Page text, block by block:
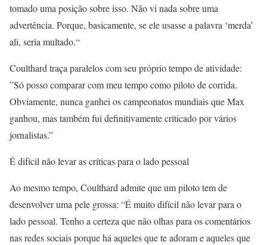
tomado uma posição sobre isso. Não vi nada sobre uma
advertência. Porque, basicamente, se ele usasse a palavra ‘merda’
ali, seria multado.“
Coulthard traça paralelos com seu próprio tempo de atividade:
”Só posso comparar com meu tempo como piloto de corrida.
Obviamente, nunca ganhei os campeonatos mundiais que Max
ganhou, mas também fui definitivamente criticado por vários
jornalistas.”
É difícil não levar as críticas para o lado pessoal
Ao mesmo tempo, Coulthard admite que um piloto tem de
desenvolver uma pele grossa: “É muito difícil não levar para o
lado pessoal. Tenho a certeza que não olhas para os comentários
nas redes sociais porque há aqueles que te adoram e aqueles que